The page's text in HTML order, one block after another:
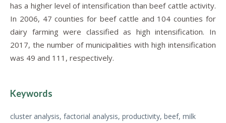
has a higher level of intensification than beef cattle activity.
In 2006, 47 counties for beef cattle and 104 counties for
dairy farming were classified as high intensification. In
2017, the number of municipalities with high intensification
was 49 and 111, respectively.
Keywords
cluster analysis, factorial analysis, productivity, beef, milk